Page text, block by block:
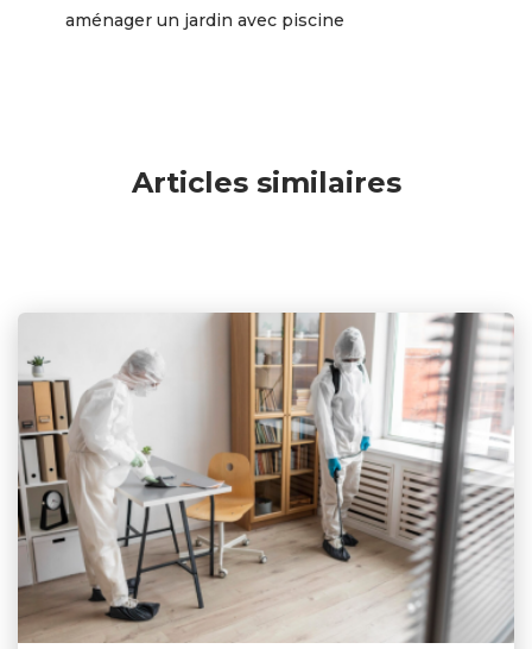
aménager un jardin avec piscine
Articles similaires